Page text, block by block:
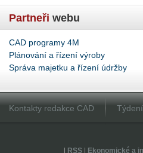
Partneři webu
CAD programy 4M
Plánování a řízení výroby
Správa majetku a řízení údržby
Kontakty redakce CAD
RSS| Ekonomické a